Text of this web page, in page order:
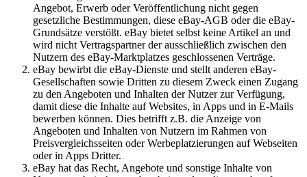
Angebot, Erwerb oder Veröffentlichung nicht gegen
gesetzliche Bestimmungen, diese eBay-AGB oder die eBay-
Grundsätze verstößt. eBay bietet selbst keine Artikel an und
wird nicht Vertragspartner der ausschließlich zwischen den
Nutzern des eBay-Marktplatzes geschlossenen Verträge.
eBay bewirbt die eBay-Dienste und stellt anderen eBay-
Gesellschaften sowie Dritten zu diesem Zweck einen Zugang
zu den Angeboten und Inhalten der Nutzer zur Verfügung,
damit diese die Inhalte auf Websites, in Apps und in E-Mails
bewerben können. Dies betrifft z.B. die Anzeige von
Angeboten und Inhalten von Nutzern im Rahmen von
Preisvergleichsseiten oder Werbeplatzierungen auf Webseiten
oder in Apps Dritter.
eBay hat das Recht, Angebote und sonstige Inhalte von